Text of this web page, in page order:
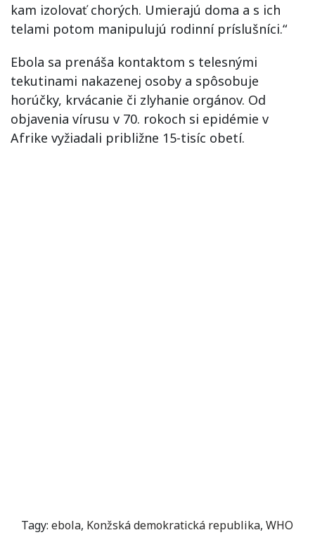
kam izolovať chorých. Umierajú doma a s ich
telami potom manipulujú rodinní príslušníci.“
Ebola sa prenáša kontaktom s telesnými
tekutinami nakazenej osoby a spôsobuje
horúčky, krvácanie či zlyhanie orgánov. Od
objavenia vírusu v 70. rokoch si epidémie v
Afrike vyžiadali približne 15-tisíc obetí.
Tagy: ebola, Konžská demokratická republika, WHO